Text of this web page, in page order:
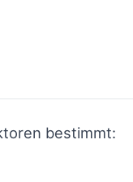
bestimmt: